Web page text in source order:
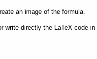
an image of the formula.
directly the LaTeX code